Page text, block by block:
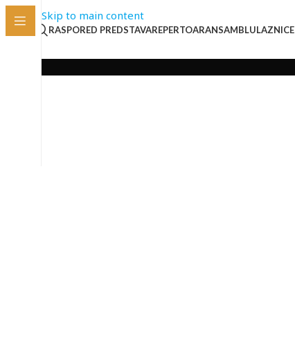
Skip to main content
RASPORED PREDSTAVAREPERTOARANSAMBLULAZNICE